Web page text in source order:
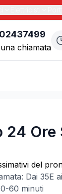
chiamata
24 Ore
del
Dai 35E ai
60 minuti